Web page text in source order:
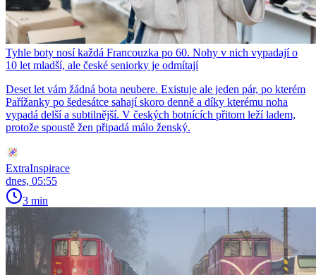
Tyhle boty nosí každá Francouzka po 60. Nohy v nich vypadají o
10 let mladší, ale české seniorky je odmítají
Deset let vám žádná bota neubere. Existuje ale jeden pár, po kterém
Pařížanky po šedesátce sahají skoro denně a díky kterému noha
vypadá delší a subtilnější. V českých botnících přitom leží ladem,
protože spoustě žen připadá málo ženský.
ExtraInspirace
dnes, 05:55
3 min